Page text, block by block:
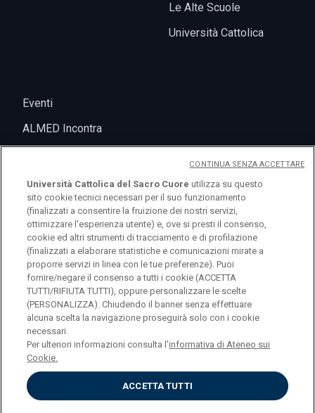
Le Alte Scuole
Università Cattolica
Eventi
ALMED Incontra
logo UC
© Università Cattolica del Sacro Cuore Largo A.
Gemelli 1, 20123 Milano PI 02133120150
Privacy
Università Cattolica del Sacro Cuore utilizza su questo
sito cookie tecnici necessari per il suo funzionamento
(finalizzati a consentire la fruizione dei nostri servizi,
ottimizzare l'esperienza utente) e, ove si presti il consenso,
cookie ed altri strumenti di tracciamento e di profilazione
(finalizzati a elaborare statistiche e comunicazioni mirate a
proporre servizi in linea con le tue preferenze). Puoi
fornire/negare il consenso a tutti i cookie (ACCETTA
TUTTI/RIFIUTA TUTTI), oppure personalizzare le scelte
(PERSONALIZZA). Chiudendo il banner senza effettuare
alcuna scelta la navigazione proseguirà solo con i cookie
necessari.
Per ulteriori informazioni consulta l'informativa di Ateneo sui
Cookie.
ACCETTA TUTTI
CONTINUA SENZA ACCETTARE